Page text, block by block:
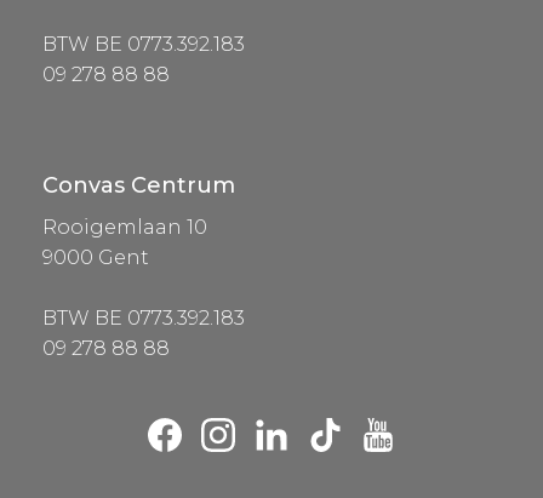
BTW BE 0773.392.183
09 278 88 88
Convas Centrum
Rooigemlaan 10
9000 Gent
BTW BE 0773.392.183
09 278 88 88